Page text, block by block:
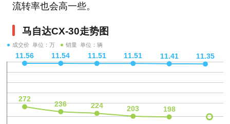
流转率也会高一些。
马自达CX-30走势图
成交价 单位：万 销量 单位：辆